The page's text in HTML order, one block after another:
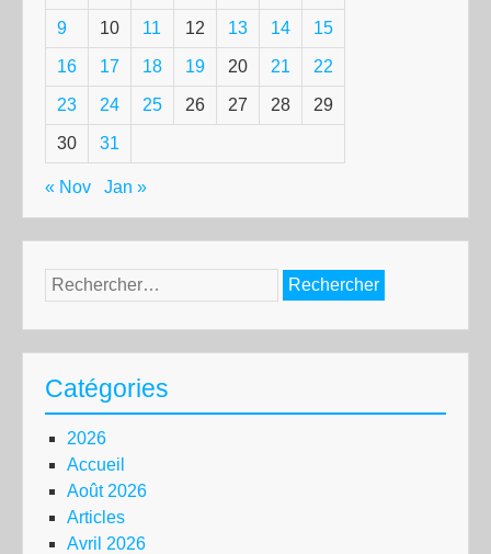
9 10 11 12 13 14 15
16 17 18 19 20 21 22
23 24 25 26 27 28 29
30 31
« Nov Jan »
Rechercher :
Catégories
2026
Accueil
Août 2026
Articles
Avril 2026